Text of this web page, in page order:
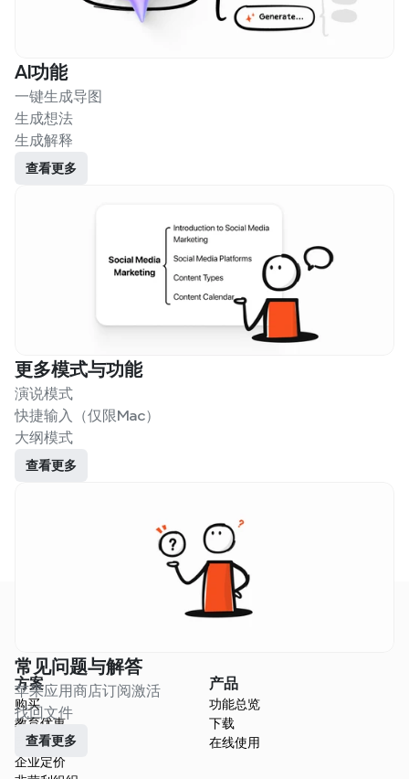
AI功能
一键生成导图
生成想法
生成解释
查看更多
更多模式与功能
演说模式
快捷输入（仅限Mac）
大纲模式
查看更多
常见问题与解答
苹果应用商店订阅激活
找回文件
查看更多
方案
购买
教育优惠
团队方案
企业定价
产品
功能总览
下载
在线使用